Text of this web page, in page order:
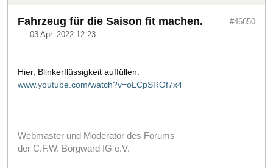
Fahrzeug für die Saison fit machen.
03 Apr. 2022 12:23
#46650
Hier, Blinkerflüssigkeit auffüllen:
www.youtube.com/watch?v=oLCpSROf7x4
Webmaster und Moderator des Forums
der C.F.W. Borgward IG e.V.